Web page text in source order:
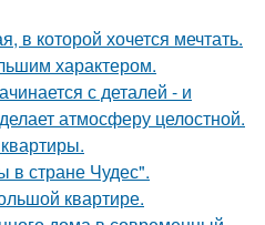
в которой хочется мечтать.
характером.
с деталей - и
атмосферу целостной.
в стране Чудес".
квартире.